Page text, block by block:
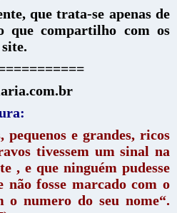
que trata-se apenas de
que compartilho com os
pequenos e grandes, ricos
tivessem um sinal na
, e que ninguém pudesse
não fosse marcado com o
o numero do seu nome“.